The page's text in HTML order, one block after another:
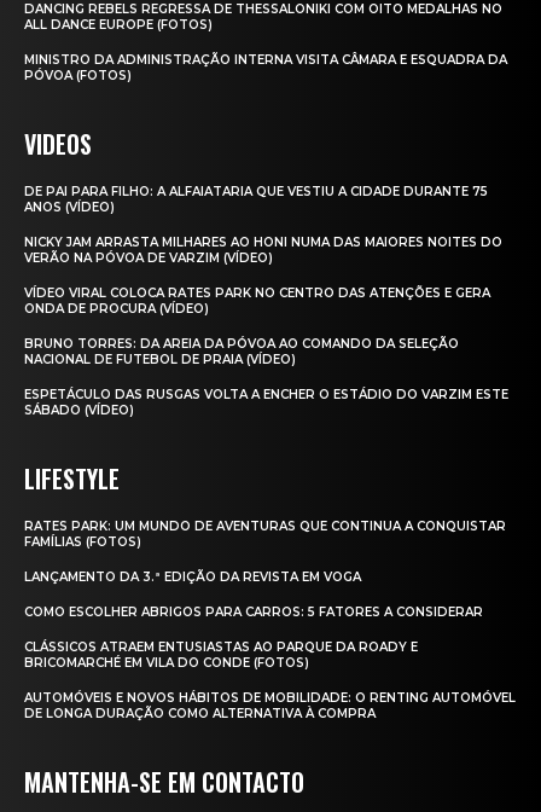
DANCING REBELS REGRESSA DE THESSALONIKI COM OITO MEDALHAS NO
ALL DANCE EUROPE (FOTOS)
MINISTRO DA ADMINISTRAÇÃO INTERNA VISITA CÂMARA E ESQUADRA DA
PÓVOA (FOTOS)
VIDEOS
DE PAI PARA FILHO: A ALFAIATARIA QUE VESTIU A CIDADE DURANTE 75
ANOS (VÍDEO)
NICKY JAM ARRASTA MILHARES AO HONI NUMA DAS MAIORES NOITES DO
VERÃO NA PÓVOA DE VARZIM (VÍDEO)
VÍDEO VIRAL COLOCA RATES PARK NO CENTRO DAS ATENÇÕES E GERA
ONDA DE PROCURA (VÍDEO)
BRUNO TORRES: DA AREIA DA PÓVOA AO COMANDO DA SELEÇÃO
NACIONAL DE FUTEBOL DE PRAIA (VÍDEO)
ESPETÁCULO DAS RUSGAS VOLTA A ENCHER O ESTÁDIO DO VARZIM ESTE
SÁBADO (VÍDEO)
LIFESTYLE
RATES PARK: UM MUNDO DE AVENTURAS QUE CONTINUA A CONQUISTAR
FAMÍLIAS (FOTOS)
LANÇAMENTO DA 3.ª EDIÇÃO DA REVISTA EM VOGA
COMO ESCOLHER ABRIGOS PARA CARROS: 5 FATORES A CONSIDERAR
CLÁSSICOS ATRAEM ENTUSIASTAS AO PARQUE DA ROADY E
BRICOMARCHÉ EM VILA DO CONDE (FOTOS)
AUTOMÓVEIS E NOVOS HÁBITOS DE MOBILIDADE: O RENTING AUTOMÓVEL
DE LONGA DURAÇÃO COMO ALTERNATIVA À COMPRA
MANTENHA-SE EM CONTACTO